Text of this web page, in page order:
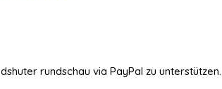
rundschau via PayPal zu unterstützen.